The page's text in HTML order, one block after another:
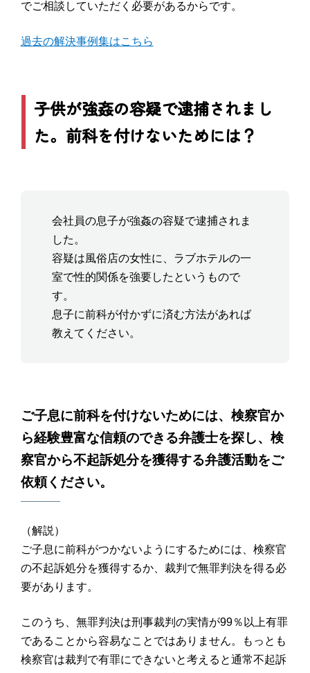
でご相談していただく必要があるからです。
過去の解決事例集はこちら
子供が強姦の容疑で逮捕されまし
た。前科を付けないためには？
会社員の息子が強姦の容疑で逮捕されま
した。
容疑は風俗店の女性に、ラブホテルの一
室で性的関係を強要したというもので
す。
息子に前科が付かずに済む方法があれば
教えてください。
ご子息に前科を付けないためには、検察官か
ら経験豊富な信頼のできる弁護士を探し、検
察官から不起訴処分を獲得する弁護活動をご
依頼ください。
（解説）
ご子息に前科がつかないようにするためには、検察官
の不起訴処分を獲得するか、裁判で無罪判決を得る必
要があります。
このうち、無罪判決は刑事裁判の実情が99％以上有罪
であることから容易なことではありません。もっとも
検察官は裁判で有罪にできないと考えると通常不起訴